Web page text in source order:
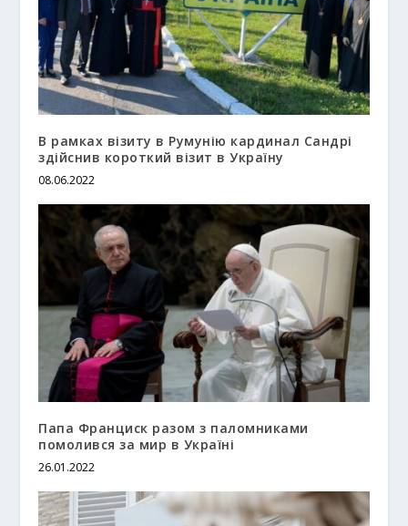
В рамках візиту в Румунію кардинал Сандрі
здійснив короткий візит в Україну
08.06.2022
Папа Франциск разом з паломниками
помолився за мир в Україні
26.01.2022